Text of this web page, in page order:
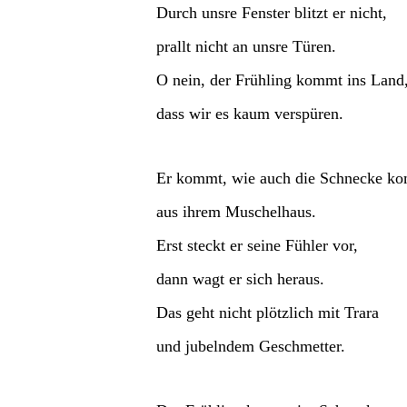
Durch unsre Fenster blitzt er nicht,
prallt nicht an unsre Türen.
O nein, der Frühling kommt ins
dass wir es kaum verspüren.
Er kommt, wie auch die Schnecke
aus ihrem Muschelhaus.
Erst steckt er seine Fühler vor,
dann wagt er sich heraus.
Das geht nicht plötzlich mit Trara
und jubelndem Geschmetter.